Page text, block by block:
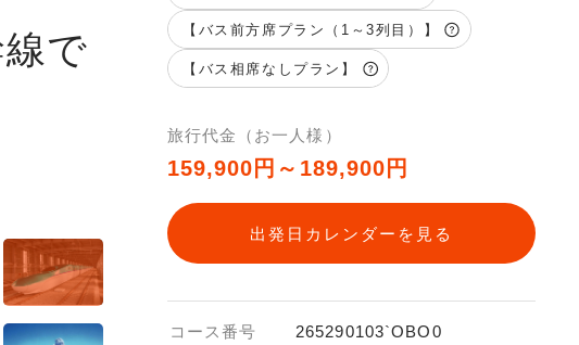
で
【バス前方席プラン（1～3列目）】
【バス相席なしプラン】
旅行代金（お一人様）
159,900円～189,900円
出発日カレンダーを見る
コース番号 265290103`OBO0